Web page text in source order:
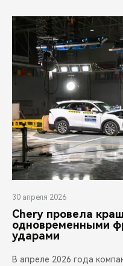
30 апреля 2026
Chery провела
одновременными
ударами
В апреле 2026 года